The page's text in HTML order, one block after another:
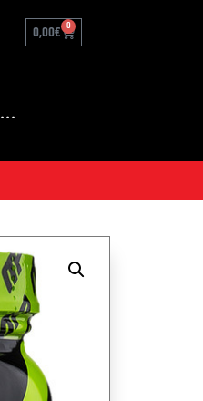
0,00€ 0
···